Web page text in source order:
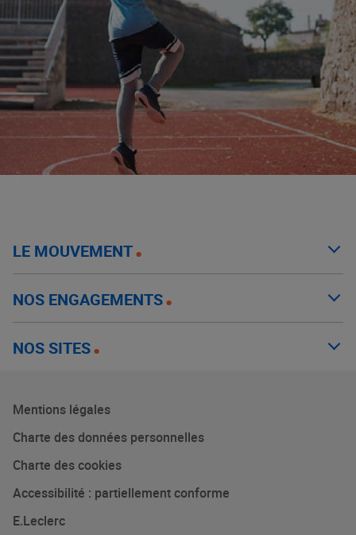
LE MOUVEMENT
NOS ENGAGEMENTS
NOS SITES
Mentions légales
Charte des données personnelles
Charte des cookies
Accessibilité : partiellement conforme
E.Leclerc